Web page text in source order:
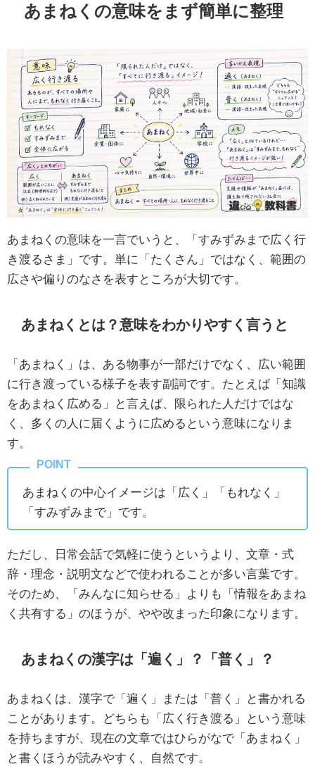
あまねくの意味をまず簡単に整理
あまねくの意味を一言でいうと、「すみずみまで広く行
き渡るさま」です。単に「たくさん」ではなく、範囲の
広さや偏りのなさを表すところが大切です。
あまねくとは？意味をわかりやすく言うと
「あまねく」は、ある物事が一部だけでなく、広い範囲
に行き渡っている様子を表す副詞です。たとえば「知識
をあまねく広める」と言えば、限られた人だけではな
く、多くの人に届くように広めるという意味になりま
す。
あまねくの中心イメージは「広く」「もれなく」
「すみずみまで」です。
ただし、日常会話で気軽に使うというより、文章・式
辞・理念・説明文などで使われることが多い言葉です。
そのため、「みんなに知らせる」よりも「情報をあまね
く共有する」のほうが、やや改まった印象になります。
あまねくの漢字は「遍く」？「普く」？
あまねくは、漢字で「遍く」または「普く」と書かれる
ことがあります。どちらも「広く行き渡る」という意味
を持ちますが、現在の文章ではひらがなで「あまねく」
と書くほうが読みやすく、自然です。